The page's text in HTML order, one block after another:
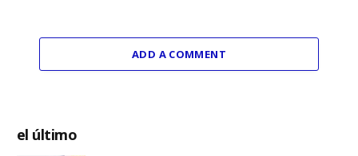
ADD A COMMENT
el último